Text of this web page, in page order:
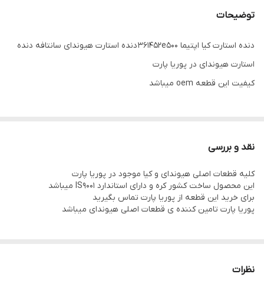
توضیحات
دنده استارت کیا اپتیما 361452e500 دنده استارت هیوندای سانتافه دنده
استارت هیوندای در پوریا پارت
کیفیت این قطعه oem میباشد
نقد و بررسی
کلیه قطعات اصلی هیوندای و کیا موجود در پوریا پارت
این محصول ساخت کشور کره و دارای استاندارد IS9001 میباشد
برای خرید این قطعه از پوریا پارت تماس بگیرید
پوریا پارت تامین کننده ی قطعات اصلی هیوندای میباشد
نظرات